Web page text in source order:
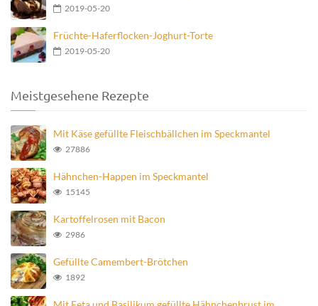
2019-05-20
Früchte-Haferflocken-Joghurt-Torte
2019-05-20
Meistgesehene Rezepte
Mit Käse gefüllte Fleischbällchen im Speckmantel
27886
Hähnchen-Happen im Speckmantel
15145
Kartoffelrosen mit Bacon
2986
Gefüllte Camembert-Brötchen
1892